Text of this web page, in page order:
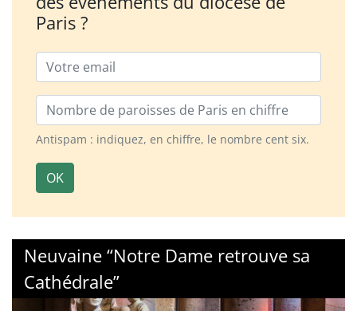
Paris ?
Email
Nombre de paroisses
Antispam : indiquez, en chiffre, le nombre cent six.
OK
Neuvaine “Notre Dame retrouve sa
Cathédrale”